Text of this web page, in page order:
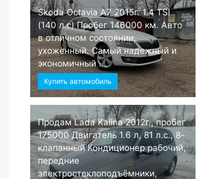
Skoda Octavia А7 2015г. 1.4 TSI
(140 л.с) Пробег 146000 км. Авто
в отличном состоянии,
ухоженный. Самый надежный и
экономичный ...
Купить автомобиль
Продам Lada Kalina 2012г., пробег
175000 Двигатель 1.6 л, 81 л.с., 8-
клапанный Кондиционер рабочий,
передние
электростеклоподъёмники,